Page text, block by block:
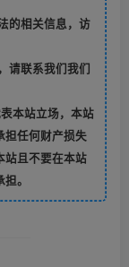
的相关信息，访
请联系我们我们
本站立场，本站
担任何财产损失
站且不要在本站
。